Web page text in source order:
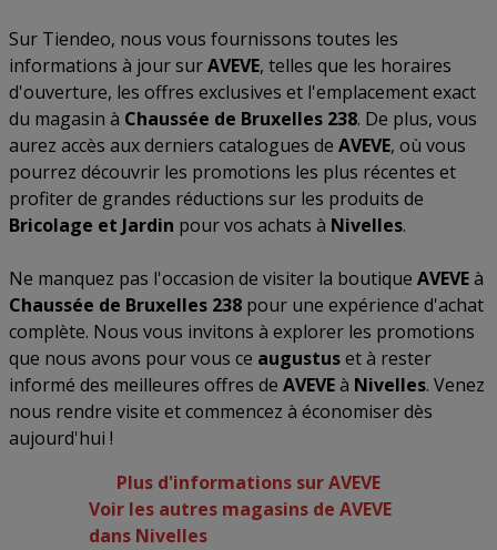
Sur Tiendeo, nous vous fournissons toutes les
informations à jour surAVEVE, telles que les horaires
d'ouverture, les offres exclusives et l'emplacement exact
du magasin à Chaussée de Bruxelles 238. De plus, vous
aurez accès aux derniers catalogues de AVEVE, où vous
pourrez découvrir les promotions les plus récentes et
profiter de grandes réductions sur les produits de
Bricolage et Jardin pour vos achats à Nivelles.
Ne manquez pas l'occasion de visiter la boutique AVEVEà
Chaussée de Bruxelles 238 pour une expérience d'achat
complète. Nous vous invitons à explorer les promotions
que nous avons pour vous ce augustuset à rester
informé des meilleures offres de AVEVEà Nivelles. Venez
nous rendre visite et commencez à économiser dès
aujourd'hui !
Plus d'informations sur AVEVE
Voir les autres magasins de AVEVE
dans Nivelles